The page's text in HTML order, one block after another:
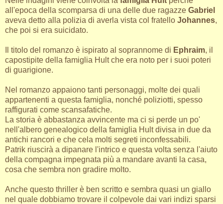
all'epoca della scomparsa di una delle due ragazze Gabriel
aveva detto alla polizia di averla vista col fratello Johannes,
che poi si era suicidato.
Il titolo del romanzo è ispirato al soprannome di Ephraim, il
capostipite della famiglia Hult che era noto per i suoi poteri
di guarigione.
Nel romanzo appaiono tanti personaggi, molte dei quali
appartenenti a questa famiglia, nonché poliziotti, spesso
raffigurati come scansafatiche.
La storia è abbastanza avvincente ma ci si perde un po'
nell'albero genealogico della famiglia Hult divisa in due da
antichi rancori e che cela molti segreti inconfessabili.
Patrik riuscirà a dipanare l'intrico e questa volta senza l'aiuto
della compagna impegnata più a mandare avanti la casa,
cosa che sembra non gradire molto.
Anche questo thriller è ben scritto e sembra quasi un giallo
nel quale dobbiamo trovare il colpevole dai vari indizi sparsi